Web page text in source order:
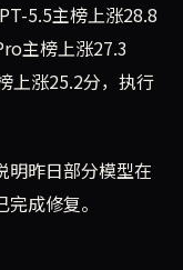
5.5主榜上涨28.8
主榜上涨27.3
上涨25.2分，执行
明昨日部分模型在
成修复。